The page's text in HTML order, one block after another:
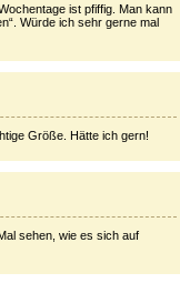
ist pfiffig. Man kann
Würde ich sehr gerne mal
Größe. Hätte ich gern!
sehen, wie es sich auf